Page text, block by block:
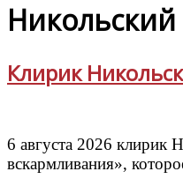
Клирик
6 августа 2026 клирик
вскармливания»,